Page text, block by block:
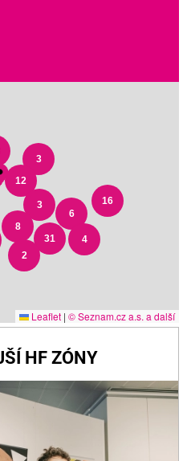
16
2
6
4
8
31
3
3
12
Leaflet | © Seznam.cz a.s. a další
HF ZÓNY